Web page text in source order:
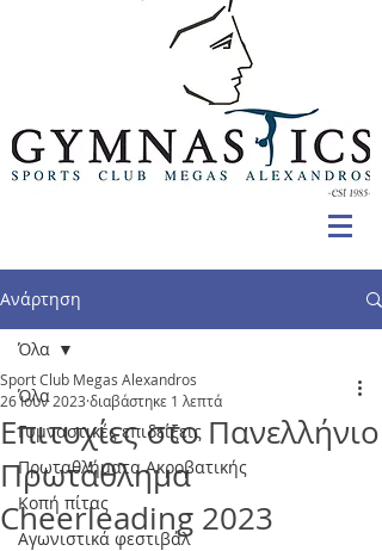
Ανάρτηση
Όλα
Γυμναστικές επιδείξεις
Πρωταθλήματα Ακροβατικής
Κοπή πίτας
Αγωνιστικά φεστιβάλ
Όλα
Επιτυχίες στο Πανελλήνιο
Πρωτάθλημα
Cheerleading 2023
Sport Club Megas Alexandros
26 Ιουν 2023 διαβάστηκε 1 λεπτά